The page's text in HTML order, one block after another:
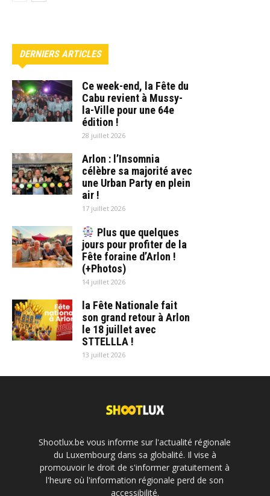
DERNIERS ARTICLES
Ce week-end, la Fête du
Cabu revient à Mussy-
la-Ville pour une 64e
édition !
28 juillet 2026
Arlon : l’Insomnia
célèbre sa majorité avec
une Urban Party en plein
air !
17 juillet 2026
Plus que quelques
jours pour profiter de la
Fête foraine d’Arlon !
(+Photos)
14 juillet 2026
la Fête Nationale fait
son grand retour à Arlon
le 18 juillet avec
STTELLLA !
13 juillet 2026
Shootlux.be vous informe sur l'actualité régionale
du Luxembourg dans sa globalité. Il vise à
promouvoir le droit de s'informer gratuitement à
l'heure où l'information régionale perd de son
accessibilité.